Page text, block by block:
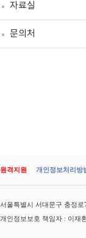
자료실
문의처
원격지원 개인정보처리방
서울특별시 서대문구 충정
개인정보보호 책임자 : 이재